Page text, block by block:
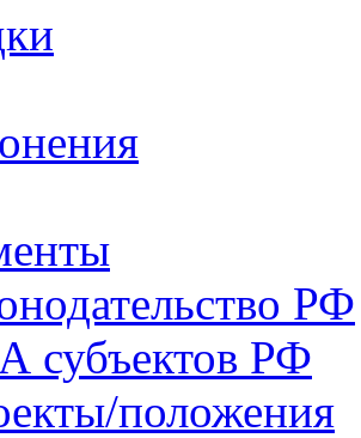
РФ
субъектов РФ
положения